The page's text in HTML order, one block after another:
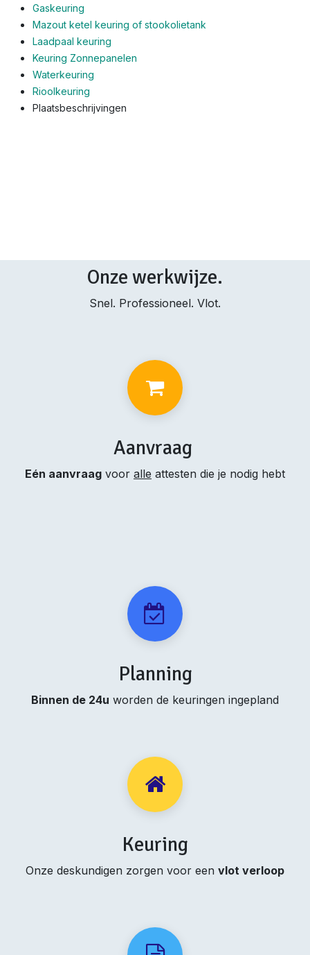
Gaskeuring
Mazout ketel keuring of stookolietank
Laadpaal keuring
Keuring Zonnepanelen
Waterkeuring
Rioolkeuring
Plaatsbeschrijvingen
Onze werkwijze.
Snel. Professioneel. Vlot.
Aanvraag
Eén aanvraag voor alle attesten die je nodig hebt
Planning
Binnen de 24u worden de keuringen ingepland
Keuring
Onze deskundigen zorgen voor een vlot verloop